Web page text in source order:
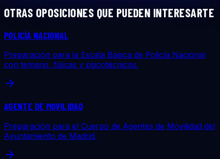
OTRAS OPOSICIONES QUE PUEDEN INTERESARTE
POLICÍA NACIONAL
Preparación para la Escala Básica de Policía Nacional
con temario, físicas y psicotécnicos.
AGENTE DE MOVILIDAD
Preparación para el Cuerpo de Agentes de Movilidad del
Ayuntamiento de Madrid.